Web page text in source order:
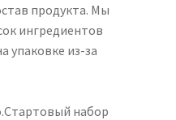
продукта. Мы
ингредиентов
упаковке из-за
набор